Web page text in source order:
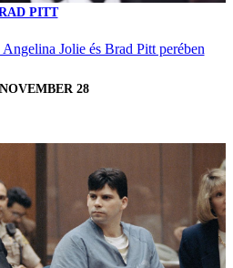
PITT
Jolie és Brad Pitt perében
28